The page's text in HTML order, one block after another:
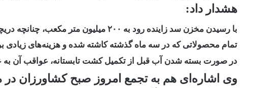
هشدار داد:
با رسیدن مخزن سد زاینده رود به ۲۰۰ میلیون متر مکعب، چنانچه دریچه‌های سد زاینده رود بسته شود
تمام محصولاتی که در سه ماه گذشته کاشته شده و هزینه‌های
در صورت بسته شدن آب قبل از تکمیل کشت تابستانه، عواقب آن به
وی اشاره‌ای هم به تجمع امروز صبح کشاورزان